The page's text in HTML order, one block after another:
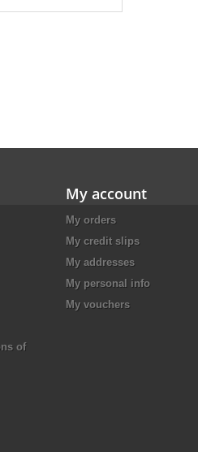
of
My account
My orders
My credit slips
My addresses
My personal info
My vouchers